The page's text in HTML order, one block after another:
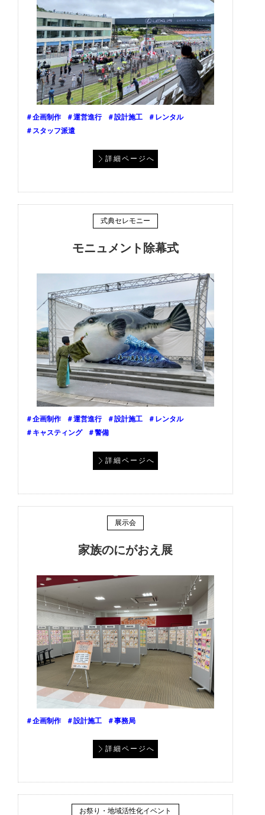
＃企画制作 ＃運営進行 ＃設計施工
＃レンタル
＃スタッフ派遣
詳細ページへ
式典セレモニー
モニュメント除幕式
＃企画制作 ＃運営進行 ＃設計施工
＃レンタル
＃キャスティング
＃警備
詳細ページへ
展示会
家族のにがおえ展
＃企画制作 ＃設計施工 ＃事務局
詳細ページへ
お祭り・地域活性化イベント